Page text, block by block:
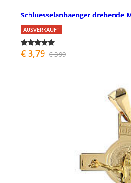
Schluesselanhaenger drehende
AUSVERKAUFT
€ 3,79 € 3,99